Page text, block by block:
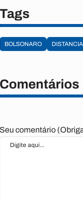
Tags
BOLSONARO
Comentários
Seu comentário